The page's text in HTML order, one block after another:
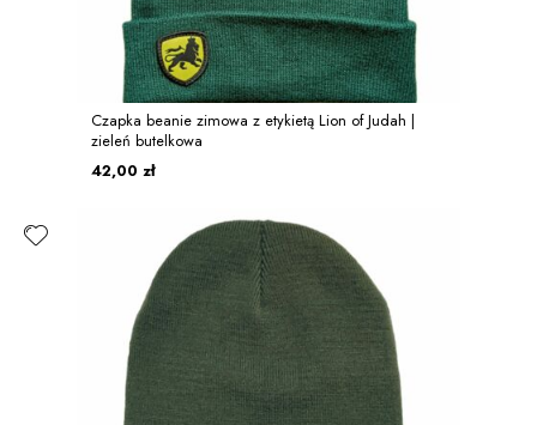
Czapka beanie zimowa z etykietą Lion of Judah |
zieleń butelkowa
42,00 zł